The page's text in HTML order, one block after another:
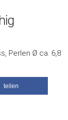
Perlen Ø ca. 6,8
teilen